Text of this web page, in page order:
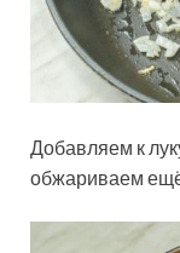
Добавляем к
обжариваем